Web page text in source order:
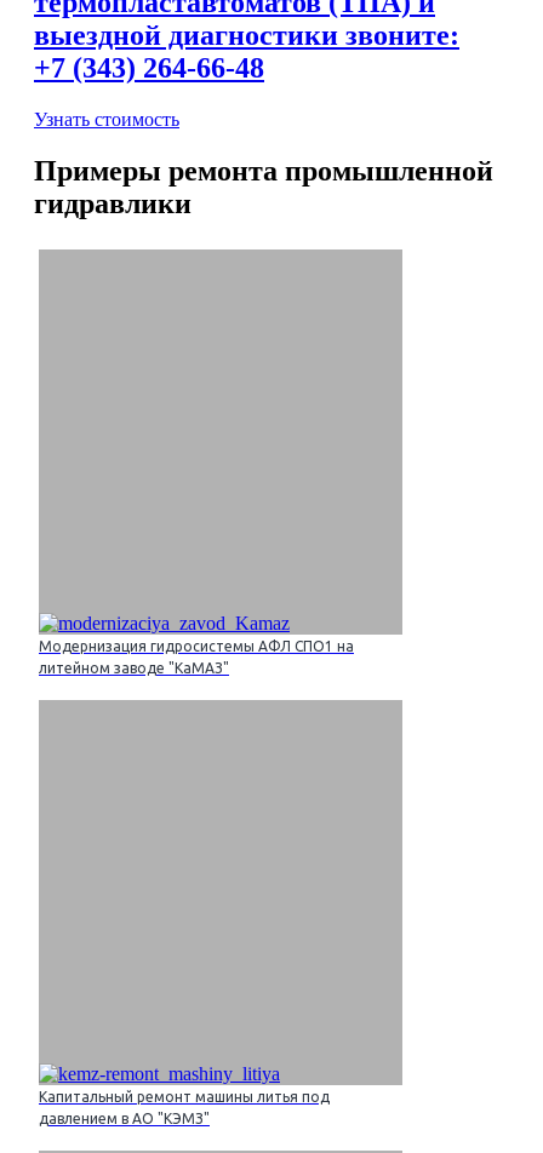
выездной диагностики звоните:
+7 (343) 264-66-48
Узнать стоимость
Примеры ремонта промышленной
гидравлики
Модернизация гидросистемы АФЛ СПО1 на
литейном заводе "КаМАЗ"
Капитальный ремонт машины литья под
давлением в АО "КЭМЗ"